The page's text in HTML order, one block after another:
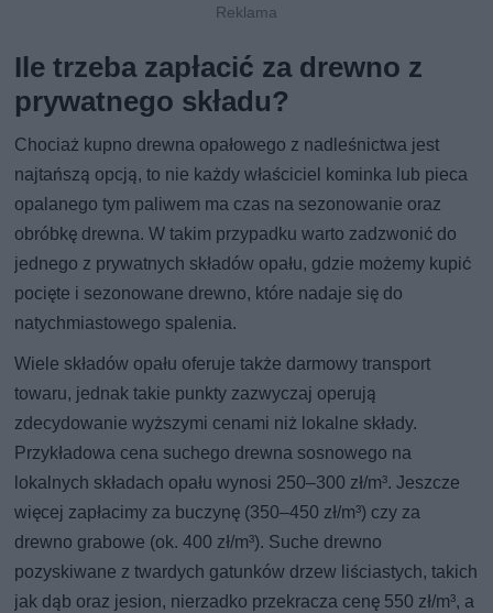
Ile trzeba zapłacić za drewno z
prywatnego składu?
Chociaż kupno drewna opałowego z nadleśnictwa jest
najtańszą opcją, to nie każdy właściciel kominka lub pieca
opalanego tym paliwem ma czas na sezonowanie oraz
obróbkę drewna. W takim przypadku warto zadzwonić do
jednego z prywatnych składów opału, gdzie możemy kupić
pocięte i sezonowane drewno, które nadaje się do
natychmiastowego spalenia.
Wiele składów opału oferuje także darmowy transport
towaru, jednak takie punkty zazwyczaj operują
zdecydowanie wyższymi cenami niż lokalne składy.
Przykładowa cena suchego drewna sosnowego na
lokalnych składach opału wynosi 250–300 zł/m³. Jeszcze
więcej zapłacimy za buczynę (350–450 zł/m³) czy za
drewno grabowe (ok. 400 zł/m³). Suche drewno
pozyskiwane z twardych gatunków drzew liściastych, takich
jak dąb oraz jesion, nierzadko przekracza cenę 550 zł/m³, a